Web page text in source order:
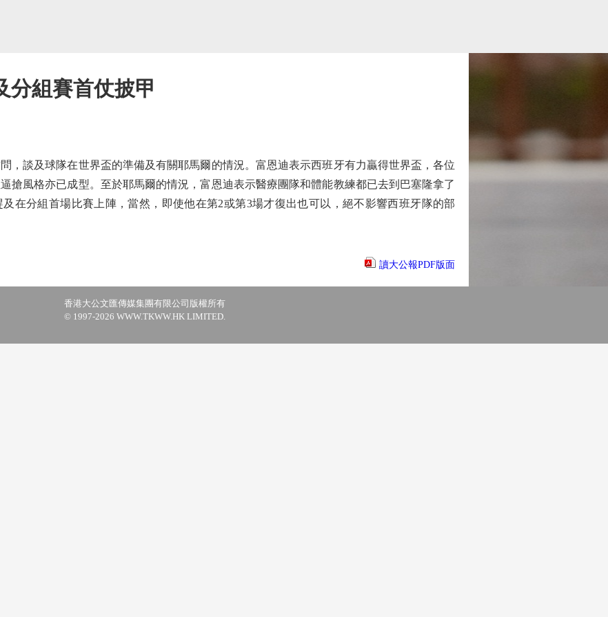
分組賽首仗披甲
談及球隊在世界盃的準備及有關耶馬爾的情況。富恩迪表示西班牙有力贏得世界盃，各位
搶風格亦已成型。至於耶馬爾的情況，富恩迪表示醫療團隊和體能教練都已去到巴塞隆拿了
在分組首場比賽上陣，當然，即使他在第2或第3場才復出也可以，絕不影響西班牙隊的部
讀大公報PDF版面
香港大公文匯傳媒集團有限公司版權所有
© 1997-2026 WWW.TKWW.HK LIMITED.